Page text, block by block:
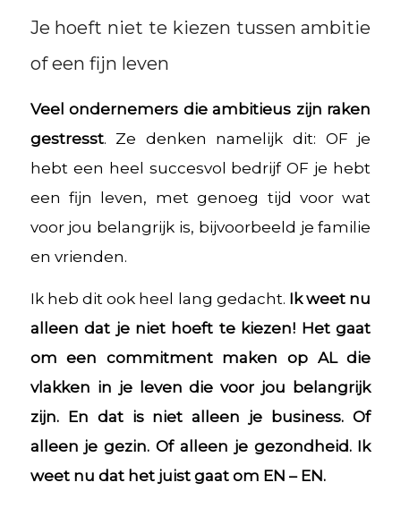
Je hoeft niet te kiezen tussen ambitie
of een fijn leven
Veel ondernemers die ambitieus zijn raken
gestresst. Ze denken namelijk dit: OF je
hebt een heel succesvol bedrijf OF je hebt
een fijn leven, met genoeg tijd voor wat
voor jou belangrijk is, bijvoorbeeld je familie
en vrienden.
Ik heb dit ook heel lang gedacht. Ik weet nu
alleen dat je niet hoeft te kiezen! Het gaat
om een commitment maken op AL die
vlakken in je leven die voor jou belangrijk
zijn. En dat is niet alleen je business. Of
alleen je gezin. Of alleen je gezondheid. Ik
weet nu dat het juist gaat om EN – EN.